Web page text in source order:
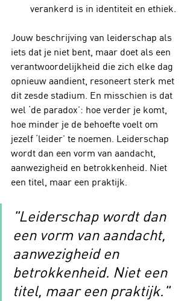
verankerd is in identiteit en ethiek.
Jouw beschrijving van leiderschap als
iets dat je niet bent, maar doet als een
verantwoordelijkheid die zich elke dag
opnieuw aandient, resoneert sterk met
dit zesde stadium. En misschien is dat
wel ‘de paradox’: hoe verder je komt,
hoe minder je de behoefte voelt om
jezelf ‘leider’ te noemen. Leiderschap
wordt dan een vorm van aandacht,
aanwezigheid en betrokkenheid. Niet
een titel, maar een praktijk.
"Leiderschap wordt dan
een vorm van aandacht,
aanwezigheid en
betrokkenheid. Niet een
titel, maar een praktijk."